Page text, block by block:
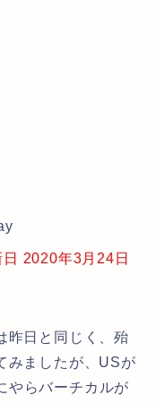
2020年3月24日
昨日と同じく、殆
みましたが、USが
やらバーチカルが